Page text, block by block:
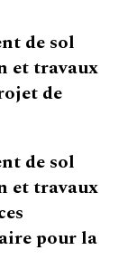
de sol
et travaux
de
de sol
et travaux
pour la